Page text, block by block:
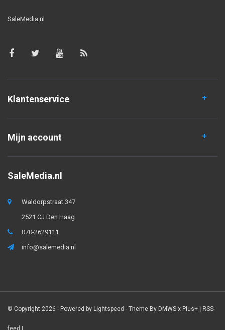
SaleMedia.nl
Klantenservice
Mijn account
SaleMedia.nl
Waldorpstraat 347
2521 CJ Den Haag
070-2629111
info@salemedia.nl
© Copyright 2026 - Powered by Lightspeed - Theme By DMWS x Plus+ | RSS-
feed |